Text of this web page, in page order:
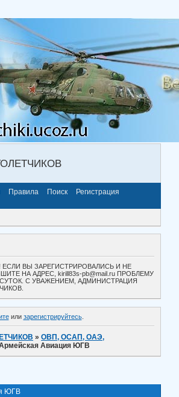
Правила Поиск
Регистрация
ЕСЛИ ВЫ ЗАРЕГИСТРИРОВАЛИСЬ И НЕ
НА АДРЕС, kirill83s-pb@mail.ru ПРОБЛЕМУ
С УВАЖЕНИЕМ, АДМИНИСТРАЦИЯ
или зарегистрируйтесь.
»ОВП, ОСАП, ОАЭ,
Авиация ЮГВ
ЮГВ